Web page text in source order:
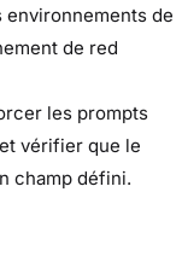
de
de red
les prompts
vérifier que le
champ défini.